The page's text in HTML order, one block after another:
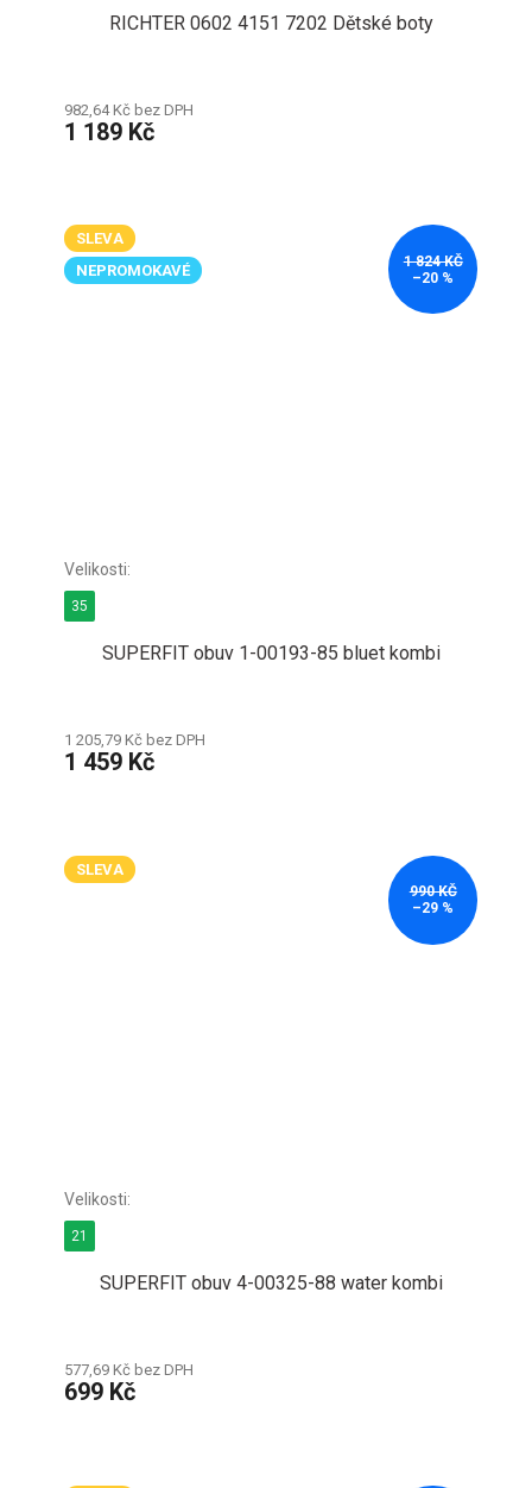
RICHTER 0602 4151 7202 Dětské boty
982,64 Kč bez DPH
1 189 Kč
SLEVA
NEPROMOKAVÉ
1 824 KČ
–20 %
SUPERFIT obuv 1-00193-85 bluet kombi
1 205,79 Kč bez DPH
1 459 Kč
35
SLEVA
990 KČ
–29 %
SUPERFIT obuv 4-00325-88 water kombi
577,69 Kč bez DPH
699 Kč
21